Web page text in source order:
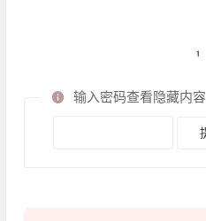
输入密码查看隐藏内容